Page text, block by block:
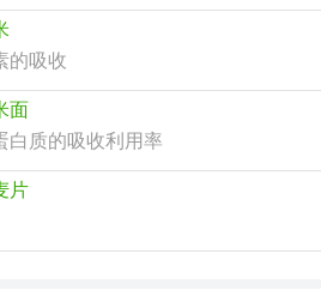
的吸收
面
白质的吸收利用率
片